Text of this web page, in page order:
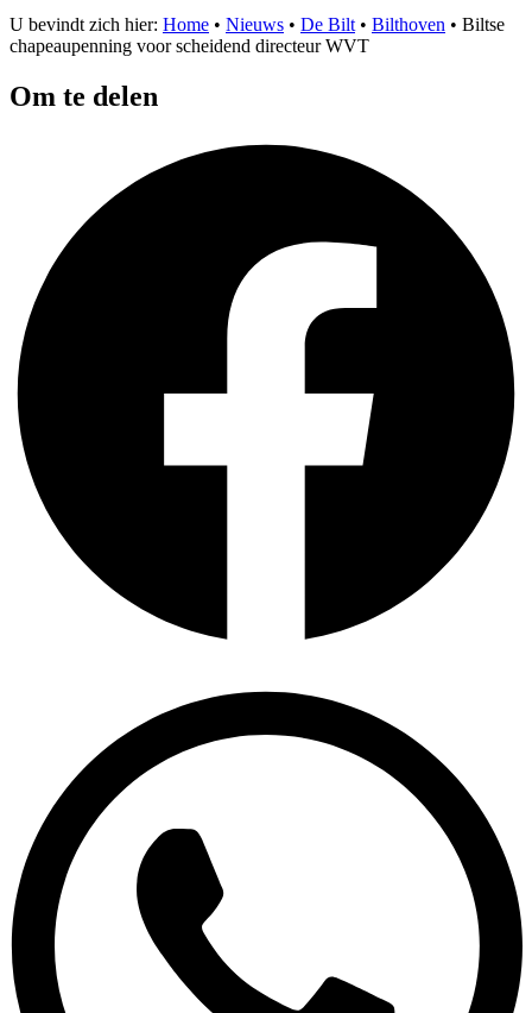
U bevindt zich hier: Home • Nieuws • De Bilt • Bilthoven • Biltse
chapeaupenning voor scheidend directeur WVT
Om te delen